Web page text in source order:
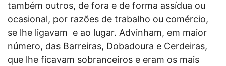
também outros, de fora e de forma assídua ou
ocasional, por razões de trabalho ou comércio,
se lhe ligavam e ao lugar. Advinham, em maior
número, das Barreiras, Dobadoura e Cerdeiras,
que lhe ficavam sobranceiros e eram os mais